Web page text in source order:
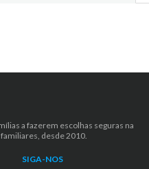
a fazerem escolhas seguras na
desde 2010.
SIGA-NOS